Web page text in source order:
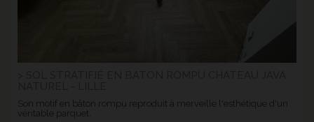
Son motif en bâton rompu reproduit à merveille l'esthétique d'un
véritable parquet.